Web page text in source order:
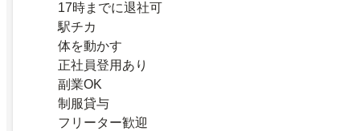
17時までに退社可
駅チカ
体を動かす
正社員登用あり
副業OK
制服貸与
フリーター歓迎